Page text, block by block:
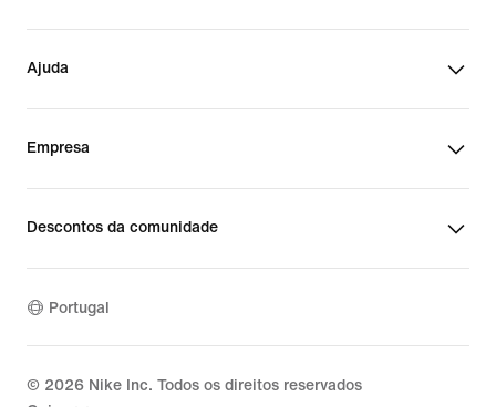
Ajuda
Empresa
Descontos da comunidade
Portugal
© 2026 Nike Inc. Todos os direitos reservados